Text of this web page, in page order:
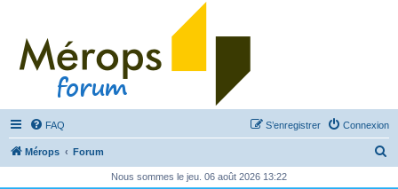
FAQ Connexion
S’enregistrer
Mérops Forum
Nous sommes le jeu. 06 août 2026 13:22